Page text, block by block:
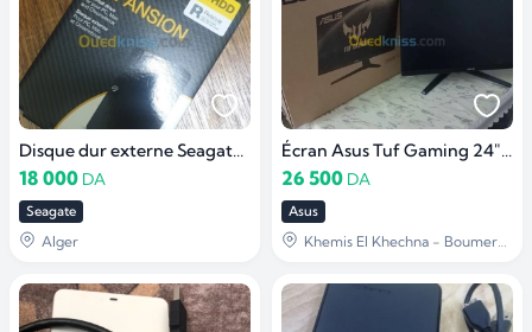
Disque dur externe Seagate 4 Tb
18 000 DA
Seagate
Alger
Écran Asus Tuf Gaming 24" 165Hz FHD
26 500 DA
Asus
Khemis El Khechna - Boumerdès